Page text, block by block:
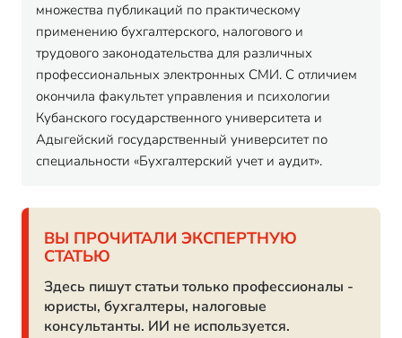
множества публикаций по практическому
применению бухгалтерского, налогового и
трудового законодательства для различных
профессиональных электронных СМИ. С отличием
окончила факультет управления и психологии
Кубанского государственного университета и
Адыгейский государственный университет по
специальности «Бухгалтерский учет и аудит».
ВЫ ПРОЧИТАЛИ ЭКСПЕРТНУЮ
СТАТЬЮ
Здесь пишут статьи только профессионалы -
юристы, бухгалтеры, налоговые
консультанты. ИИ не используется.